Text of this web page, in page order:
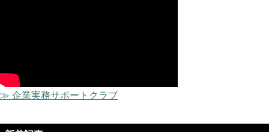
≫ 企業実務サポートクラブ